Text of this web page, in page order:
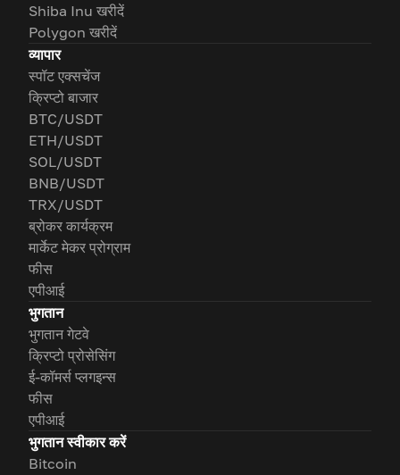
Shiba Inu खरीदें
Polygon खरीदें
व्यापार
स्पॉट एक्सचेंज
क्रिप्टो बाजार
BTC/USDT
ETH/USDT
SOL/USDT
BNB/USDT
TRX/USDT
ब्रोकर कार्यक्रम
मार्केट मेकर प्रोग्राम
फीस
एपीआई
भुगतान
भुगतान गेटवे
क्रिप्टो प्रोसेसिंग
ई-कॉमर्स प्लगइन्स
फीस
एपीआई
भुगतान स्वीकार करें
Bitcoin